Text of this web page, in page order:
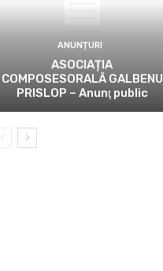
ANUNȚURI
ASOCIAȚIA
COMPOSESORALĂ GALBENU
PRISLOP – Anunţ public